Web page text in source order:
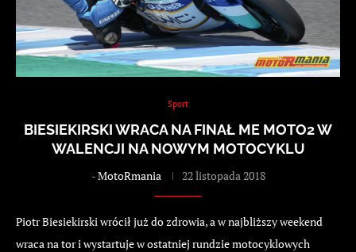
Sport
BIESIEKIRSKI WRACA NA FINAŁ ME MOTO2 W
WALENCJI NA NOWYM MOTOCYKLU
-MotoRmania 22 listopada 2018
Piotr Biesiekirski wrócił już do zdrowia, a w najbliższy weekend
wraca na tor i wystartuje w ostatniej rundzie motocyklowych